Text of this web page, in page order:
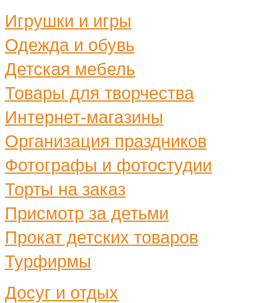
Игрушки и игры
Одежда и обувь
Детская мебель
Товары для творчества
Интернет-магазины
Организация праздников
Фотографы и фотостудии
Торты на заказ
Присмотр за детьми
Прокат детских товаров
Турфирмы
Досуг и отдых